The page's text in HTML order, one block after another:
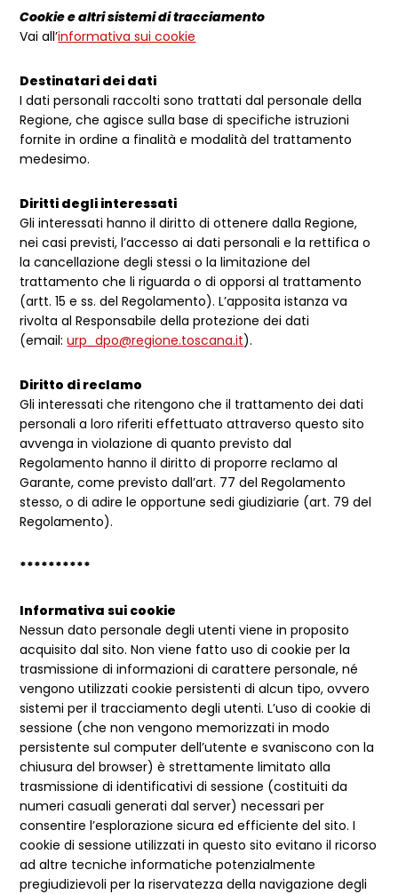
Cookie e altri sistemi di tracciamento
Vai all’informativa sui cookie
Destinatari dei dati
I dati personali raccolti sono trattati dal personale della
Regione, che agisce sulla base di specifiche istruzioni
fornite in ordine a finalità e modalità del trattamento
medesimo.
Diritti degli interessati
Gli interessati hanno il diritto di ottenere dalla Regione,
nei casi previsti, l’accesso ai dati personali e la rettifica o
la cancellazione degli stessi o la limitazione del
trattamento che li riguarda o di opporsi al trattamento
(artt. 15 e ss. del Regolamento). L’apposita istanza va
rivolta al Responsabile della protezione dei dati
(email:urp_dpo@regione.toscana.it).
Diritto di reclamo
Gli interessati che ritengono che il trattamento dei dati
personali a loro riferiti effettuato attraverso questo sito
avvenga in violazione di quanto previsto dal
Regolamento hanno il diritto di proporre reclamo al
Garante, come previsto dall’art. 77 del Regolamento
stesso, o di adire le opportune sedi giudiziarie (art. 79 del
Regolamento).
**********
Informativa sui cookie
Nessun dato personale degli utenti viene in proposito
acquisito dal sito. Non viene fatto uso di cookie per la
trasmissione di informazioni di carattere personale, né
vengono utilizzati cookie persistenti di alcun tipo, ovvero
sistemi per il tracciamento degli utenti. L’uso di cookie di
sessione (che non vengono memorizzati in modo
persistente sul computer dell’utente e svaniscono con la
chiusura del browser) è strettamente limitato alla
trasmissione di identificativi di sessione (costituiti da
numeri casuali generati dal server) necessari per
consentire l’esplorazione sicura ed efficiente del sito. I
cookie di sessione utilizzati in questo sito evitano il ricorso
ad altre tecniche informatiche potenzialmente
pregiudizievoli per la riservatezza della navigazione degli